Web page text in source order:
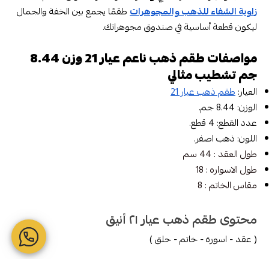
زاوية الشفاء للذهب والمجوهراتطقمًا يجمع بين الخفة والجمال
ليكون قطعة أساسية في صندوق مجوهراتك.
مواصفات طقم ذهب ناعم عيار 21 وزن 8.44
جم تشطيب مثالي
العيار:طقم ذهب عيار 21
الوزن: 8.44 جم.
عدد القطع: 4 قطع.
اللون: ذهب اصفر.
طول العقد : 44 سم
طول الاسواره : 18
مقاس الخاتم : 8
محتوى طقم ذهب عيار ٢١ أنيق
( عقد - اسورة - خاتم - حلق )